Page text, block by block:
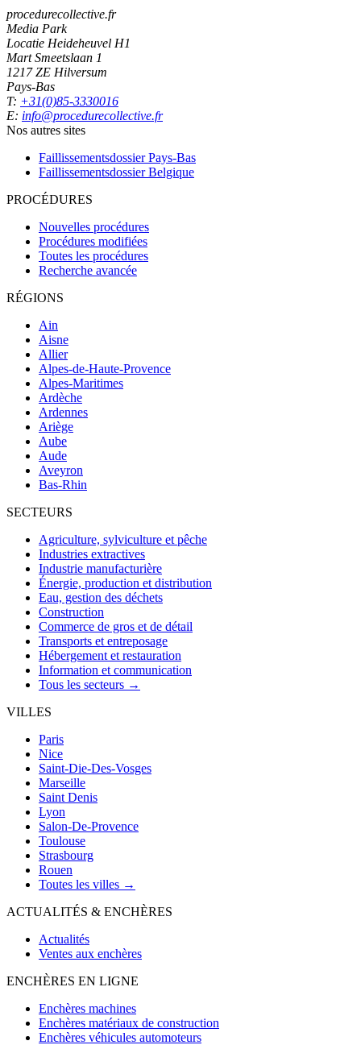
procedurecollective.fr
Media Park
Locatie Heideheuvel H1
Mart Smeetslaan 1
1217 ZE Hilversum
Pays-Bas
T: +31(0)85-3330016
E: info@procedurecollective.fr
Nos autres sites
Faillissementsdossier Pays-Bas
Faillissementsdossier Belgique
PROCÉDURES
Nouvelles procédures
Procédures modifiées
Toutes les procédures
Recherche avancée
RÉGIONS
Ain
Aisne
Allier
Alpes-de-Haute-Provence
Alpes-Maritimes
Ardèche
Ardennes
Ariège
Aube
Aude
Aveyron
Bas-Rhin
SECTEURS
Agriculture, sylviculture et pêche
Industries extractives
Industrie manufacturière
Énergie, production et distribution
Eau, gestion des déchets
Construction
Commerce de gros et de détail
Transports et entreposage
Hébergement et restauration
Information et communication
Tous les secteurs →
VILLES
Paris
Nice
Saint-Die-Des-Vosges
Marseille
Saint Denis
Lyon
Salon-De-Provence
Toulouse
Strasbourg
Rouen
Toutes les villes →
ACTUALITÉS & ENCHÈRES
Actualités
Ventes aux enchères
ENCHÈRES EN LIGNE
Enchères machines
Enchères matériaux de construction
Enchères véhicules automoteurs